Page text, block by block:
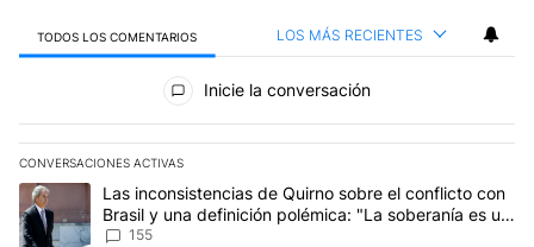
TODOS LOS COMENTARIOS LOS MÁS RECIENTES
Todos los comentarios
Inicie la conversación
CONVERSACIONES ACTIVAS
Este listado muestra los artículos con más comentarios en los
Un artículo de tendencia con el título "Las inconsistencias de
Las inconsistencias de Quirno sobre el conflicto con
Brasil y una definición polémica: "La soberanía es un
concepto antiguo"
155